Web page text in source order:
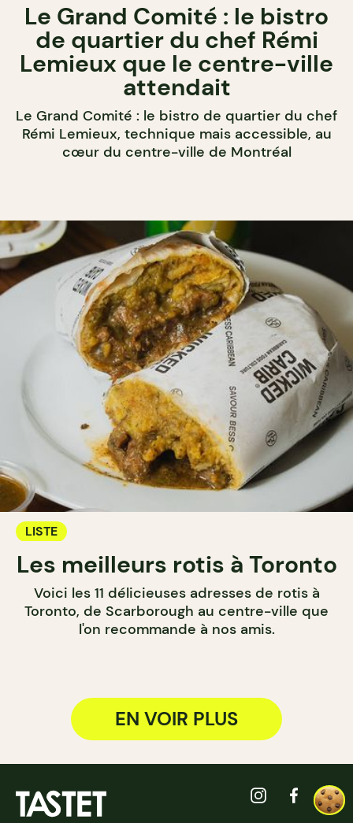
Le Grand Comité : le bistro
de quartier du chef Rémi
Lemieux que le centre-ville
attendait
Le Grand Comité : le bistro de quartier du chef
Rémi Lemieux, technique mais accessible, au
cœur du centre-ville de Montréal
LISTE
Les meilleurs rotis à Toronto
Voici les 11 délicieuses adresses de rotis à
Toronto, de Scarborough au centre-ville que
l'on recommande à nos amis.
EN VOIR PLUS